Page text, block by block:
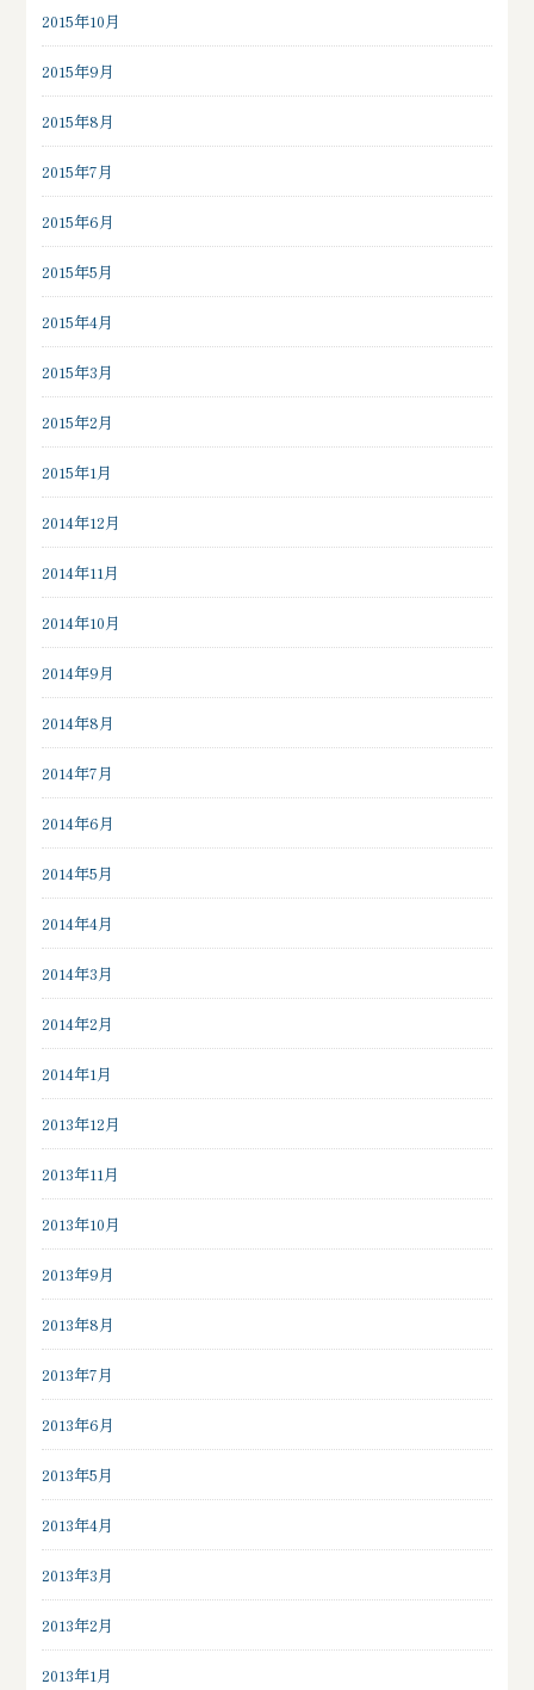
2015年10月
2015年9月
2015年8月
2015年7月
2015年6月
2015年5月
2015年4月
2015年3月
2015年2月
2015年1月
2014年12月
2014年11月
2014年10月
2014年9月
2014年8月
2014年7月
2014年6月
2014年5月
2014年4月
2014年3月
2014年2月
2014年1月
2013年12月
2013年11月
2013年10月
2013年9月
2013年8月
2013年7月
2013年6月
2013年5月
2013年4月
2013年3月
2013年2月
2013年1月